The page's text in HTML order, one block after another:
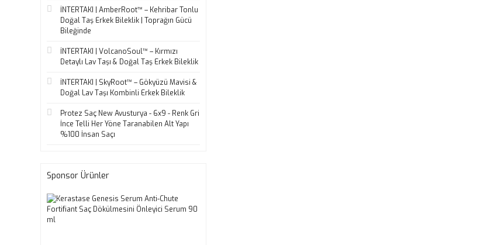
İNTERTAKI | AmberRoot™ – Kehribar Tonlu
Doğal Taş Erkek Bileklik | Toprağın Gücü
Bileğinde
İNTERTAKI | VolcanoSoul™ – Kırmızı
Detaylı Lav Taşı & Doğal Taş Erkek Bileklik
İNTERTAKI | SkyRoot™ – Gökyüzü Mavisi &
Doğal Lav Taşı Kombinli Erkek Bileklik
Protez Saç New Avusturya - 6x9 - Renk Gri
İnce Telli Her Yöne Taranabilen Alt Yapı
%100 İnsan Saçı
Sponsor Ürünler